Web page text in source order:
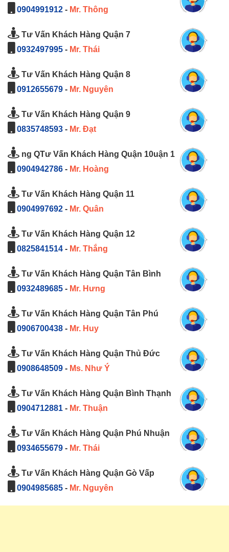
0904991912 - Mr. Thông
Tư Vấn Khách Hàng Quận 7
0932497995 - Mr. Thái
Tư Vấn Khách Hàng Quận 8
0912655679 - Mr. Nguyên
Tư Vấn Khách Hàng Quận 9
0835748593 - Mr. Đạt
ng QTư Vấn Khách Hàng Quận 10uận 1
0904942786 - Mr. Hoàng
Tư Vấn Khách Hàng Quận 11
0904997692 - Mr. Quân
Tư Vấn Khách Hàng Quận 12
0825841514 - Mr. Thắng
Tư Vấn Khách Hàng Quận Tân Bình
0932489685 - Mr. Hưng
Tư Vấn Khách Hàng Quận Tân Phú
0906700438 - Mr. Huy
Tư Vấn Khách Hàng Quận Thủ Đức
0908648509 - Ms. Như Ý
Tư Vấn Khách Hàng Quận Bình Thạnh
0904712881 - Mr. Thuận
Tư Vấn Khách Hàng Quận Phú Nhuận
0934655679 - Mr. Thái
Tư Vấn Khách Hàng Quận Gò Vấp
0904985685 - Mr. Nguyên